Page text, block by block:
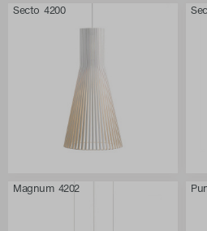
Secto 4200
Magnum 4202